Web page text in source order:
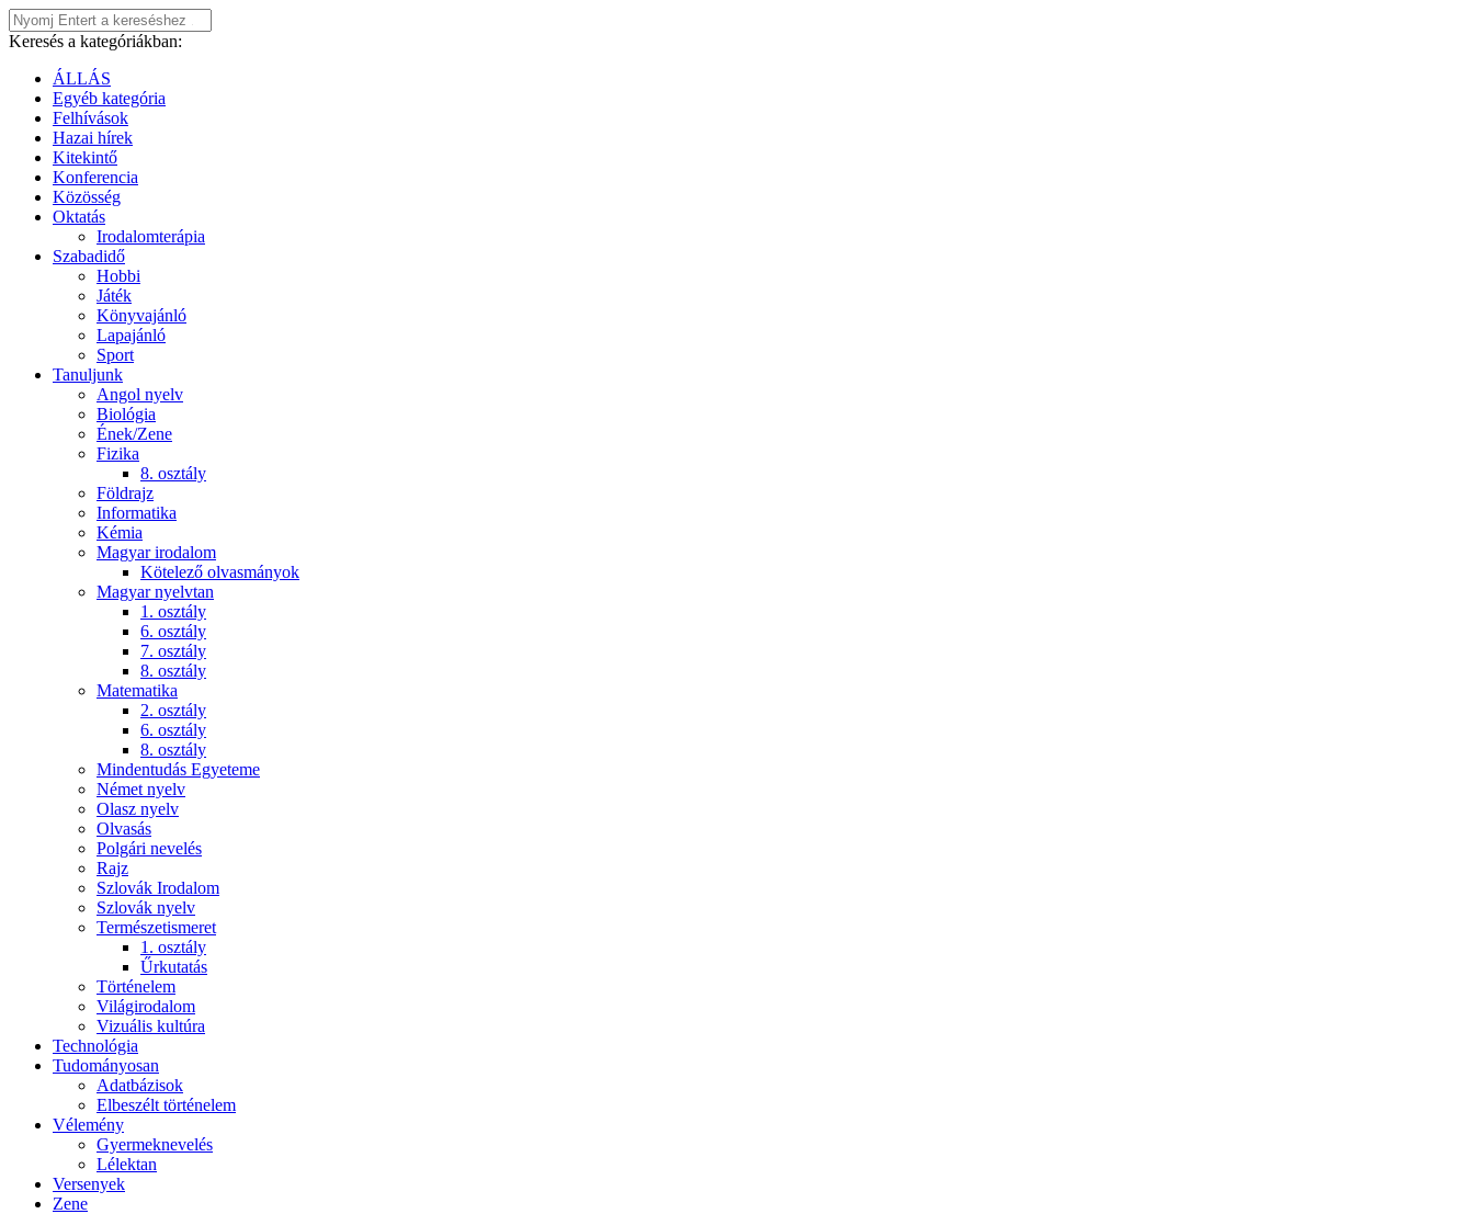
Keresés a kategóriákban:
ÁLLÁS
Egyéb kategória
Felhívások
Hazai hírek
Kitekintő
Konferencia
Közösség
Oktatás
Irodalomterápia
Szabadidő
Hobbi
Játék
Könyvajánló
Lapajánló
Sport
Tanuljunk
Angol nyelv
Biológia
Ének/Zene
Fizika
8. osztály
Földrajz
Informatika
Kémia
Magyar irodalom
Kötelező olvasmányok
Magyar nyelvtan
1. osztály
6. osztály
7. osztály
8. osztály
Matematika
2. osztály
6. osztály
8. osztály
Mindentudás Egyeteme
Német nyelv
Olasz nyelv
Olvasás
Polgári nevelés
Rajz
Szlovák Irodalom
Szlovák nyelv
Természetismeret
1. osztály
Űrkutatás
Történelem
Világirodalom
Vizuális kultúra
Technológia
Tudományosan
Adatbázisok
Elbeszélt történelem
Vélemény
Gyermeknevelés
Lélektan
Versenyek
Zene